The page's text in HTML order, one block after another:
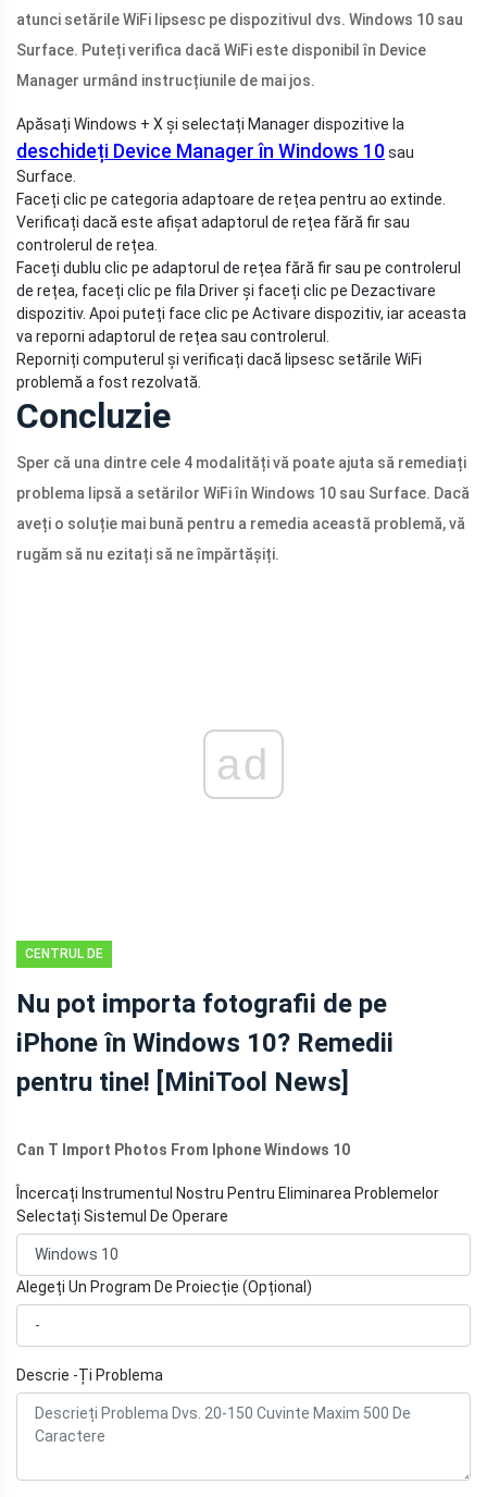
atunci setările WiFi lipsesc pe dispozitivul dvs. Windows 10 sau
Surface. Puteți verifica dacă WiFi este disponibil în Device
Manager urmând instrucțiunile de mai jos.
Apăsați Windows + X și selectați Manager dispozitive la
deschideți Device Manager în Windows 10sau
Surface.
Faceți clic pe categoria adaptoare de rețea pentru ao extinde.
Verificați dacă este afișat adaptorul de rețea fără fir sau
controlerul de rețea.
Faceți dublu clic pe adaptorul de rețea fără fir sau pe controlerul
de rețea, faceți clic pe fila Driver și faceți clic pe Dezactivare
dispozitiv. Apoi puteți face clic pe Activare dispozitiv, iar aceasta
va reporni adaptorul de rețea sau controlerul.
Reporniți computerul și verificați dacă lipsesc setările WiFi
problemă a fost rezolvată.
Concluzie
Sper că una dintre cele 4 modalități vă poate ajuta să remediați
problema lipsă a setărilor WiFi în Windows 10 sau Surface. Dacă
aveți o soluție mai bună pentru a remedia această problemă, vă
rugăm să nu ezitați să ne împărtășiți.
ad
CENTRUL DE
MINITOOL
Nu pot importa fotografii de pe
iPhone în Windows 10? Remedii
pentru tine! [MiniTool News]
Can T Import Photos From Iphone Windows 10
Încercați Instrumentul Nostru Pentru Eliminarea Problemelor
Selectați Sistemul De Operare
Alegeți Un Program De Proiecție (Opțional)
Descrie -Ți Problema